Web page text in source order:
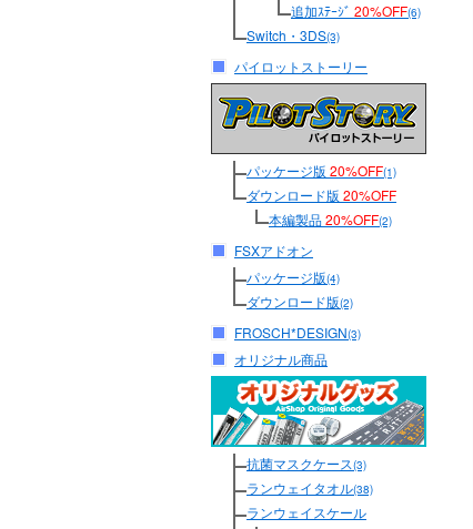
追加ｽﾃｰｼﾞ 20%OFF(6)
Switch・3DS(3)
パイロットストーリー
パッケージ版 20%OFF(1)
ダウンロード版 20%OFF
本編製品20%OFF(2)
FSXアドオン
パッケージ版(4)
ダウンロード版(2)
FROSCH*DESIGN(3)
オリジナル商品
抗菌マスクケース(3)
ランウェイタオル(38)
ランウェイスケール